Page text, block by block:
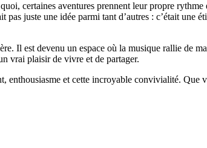
certaines aventures prennent leur propre
juste une idée parmi tant d’autres : c’était
Il est devenu un espace où la musique rallie de
vrai plaisir de vivre et de partager.
et cette incroyable convivialité.